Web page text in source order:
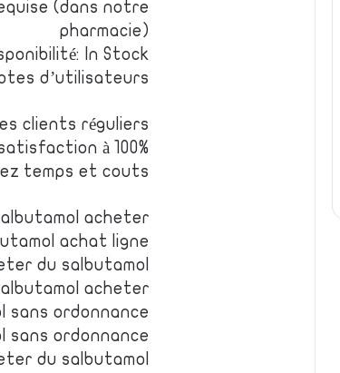
(dans notre
pharmacie)
In Stock!
d’utilisateurs
clients réguliers
à 100%
temps et couts
acheter
achat ligne
du salbutamol
acheter
sans ordonnance
sans ordonnance
du salbutamol